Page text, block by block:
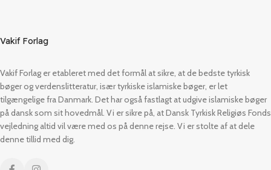
Vakif Forlag
Vakif Forlag er etableret med det formål at sikre, at de bedste tyrkisk
bøger og verdenslitteratur, især tyrkiske islamiske bøger, er let
tilgængelige fra Danmark. Det har også fastlagt at udgive islamiske bøger
på dansk som sit hovedmål. Vi er sikre på, at Dansk Tyrkisk Religiøs Fonds
vejledning altid vil være med os på denne rejse. Vi er stolte af at dele
denne tillid med dig.